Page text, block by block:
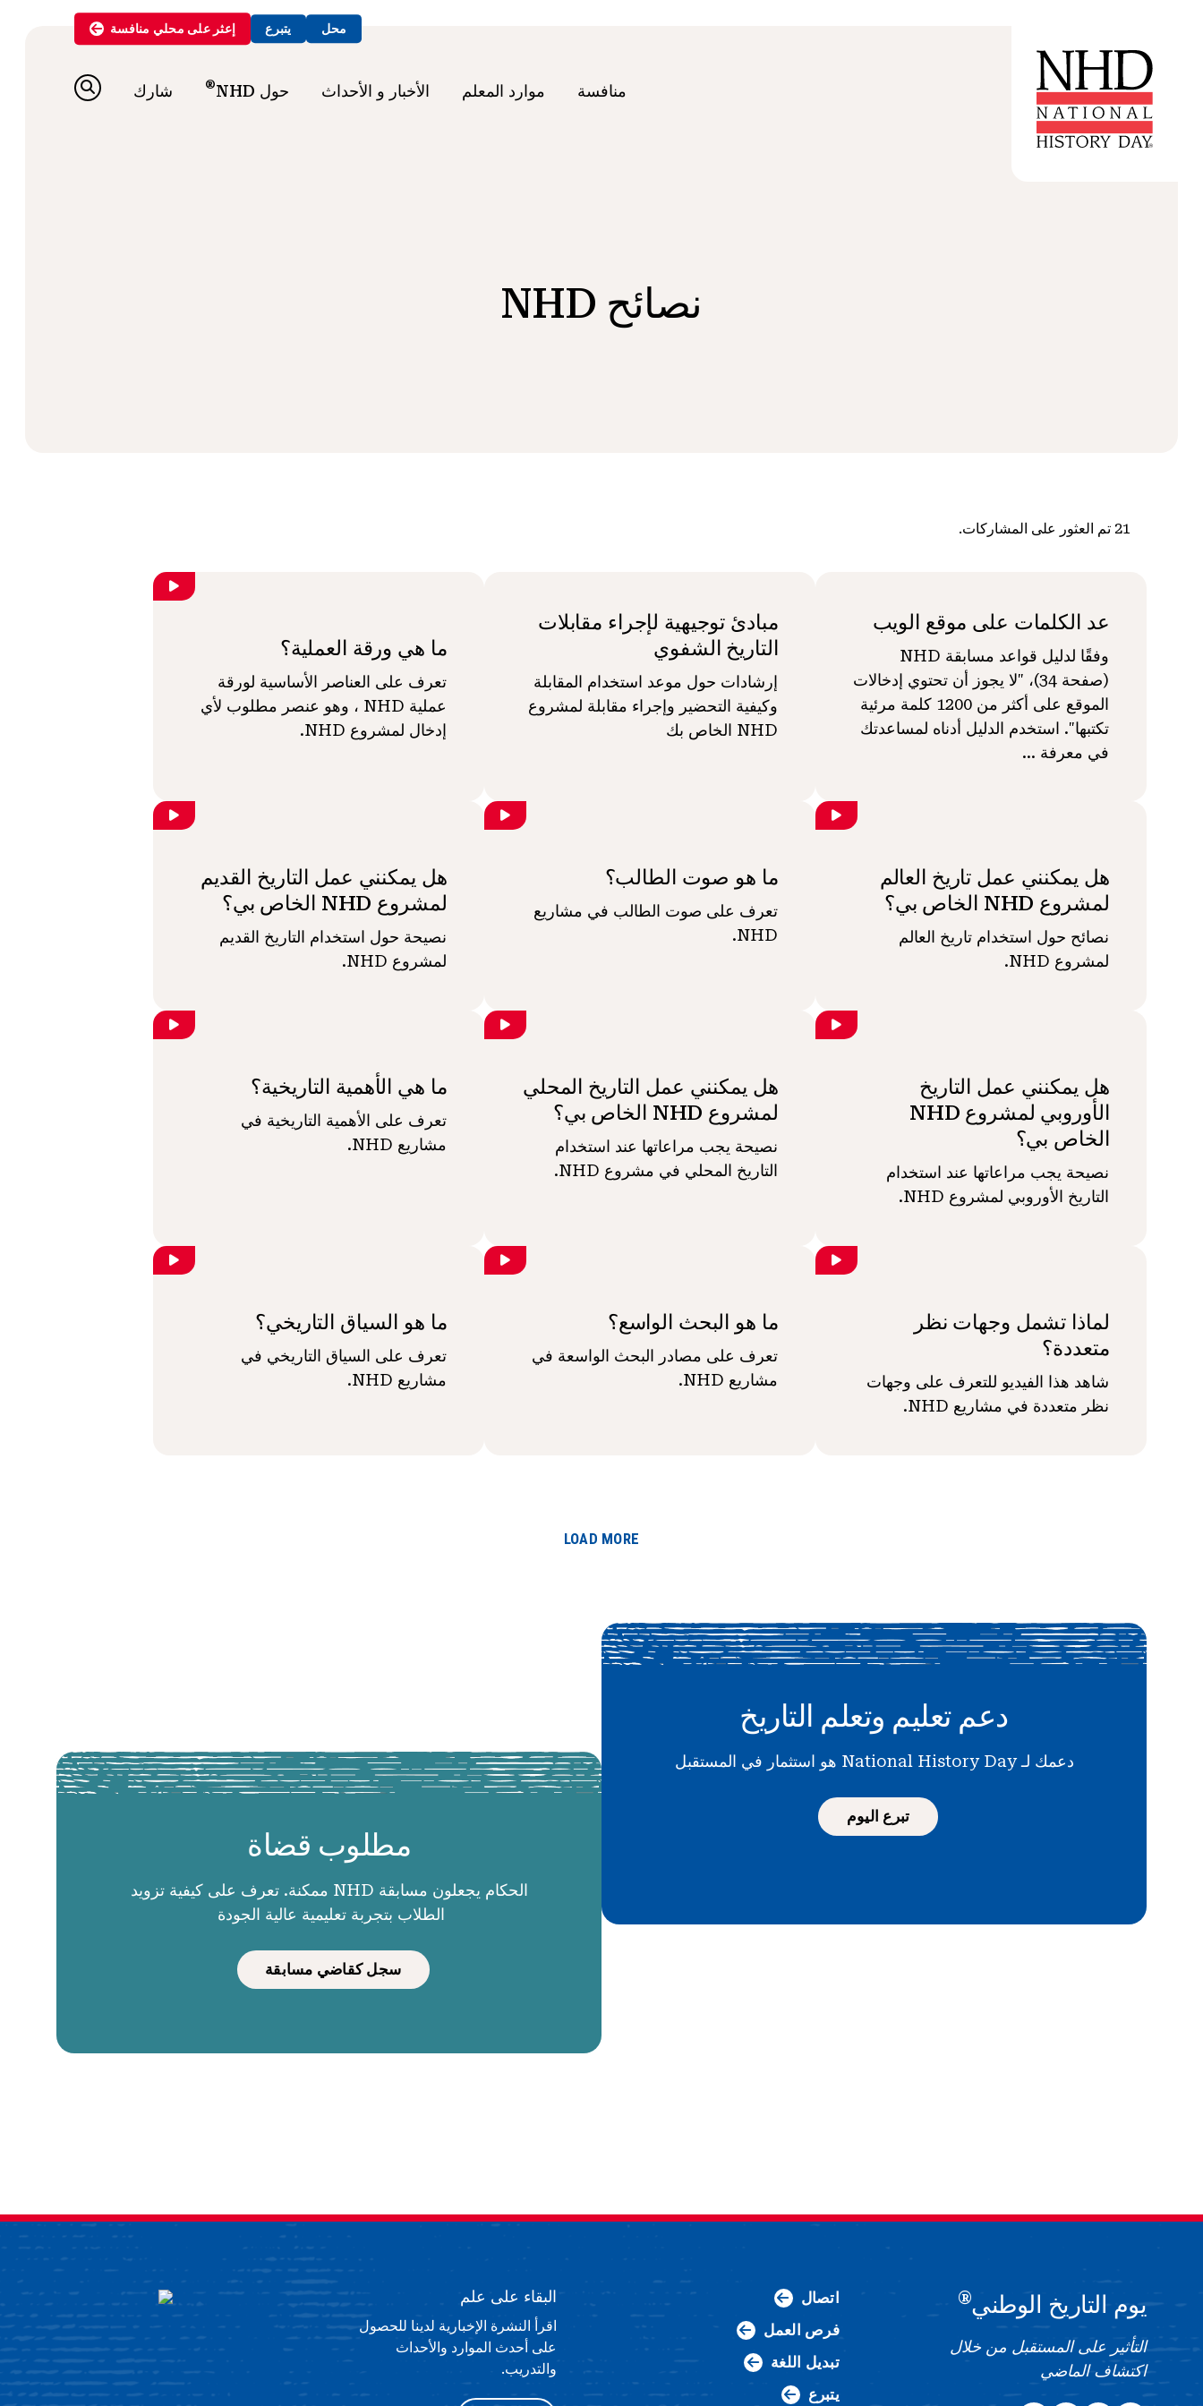
محل يتبرع إعثر على محلي منافسة
منافسة موارد المعلم الأخبار و الأحداث حول NHD ® شارك
نصائح NHD
21 تم العثور على المشاركات.
عد الكلمات على موقع الويب
وفقًا لدليل قواعد مسابقة NHD
(صفحة 34)، "لا يجوز أن تحتوي إدخالات
الموقع على أكثر من 1200 كلمة مرئية
تكتبها". استخدم الدليل أدناه لمساعدتك
في معرفة ...
مبادئ توجيهية لإجراء مقابلات
التاريخ الشفوي
إرشادات حول موعد استخدام المقابلة
وكيفية التحضير وإجراء مقابلة لمشروع
NHD الخاص بك
ما هي ورقة العملية؟
تعرف على العناصر الأساسية لورقة
عملية NHD ، وهو عنصر مطلوب لأي
إدخال لمشروع NHD.
هل يمكنني عمل تاريخ العالم
لمشروع NHD الخاص بي؟
نصائح حول استخدام تاريخ العالم
لمشروع NHD.
ما هو صوت الطالب؟
تعرف على صوت الطالب في مشاريع
NHD.
هل يمكنني عمل التاريخ القديم
لمشروع NHD الخاص بي؟
نصيحة حول استخدام التاريخ القديم
لمشروع NHD.
هل يمكنني عمل التاريخ
الأوروبي لمشروع NHD
الخاص بي؟
نصيحة يجب مراعاتها عند استخدام
التاريخ الأوروبي لمشروع NHD.
هل يمكنني عمل التاريخ المحلي
لمشروع NHD الخاص بي؟
نصيحة يجب مراعاتها عند استخدام
التاريخ المحلي في مشروع NHD.
ما هي الأهمية التاريخية؟
تعرف على الأهمية التاريخية في
مشاريع NHD.
لماذا تشمل وجهات نظر
متعددة؟
شاهد هذا الفيديو للتعرف على وجهات
نظر متعددة في مشاريع NHD.
ما هو البحث الواسع؟
تعرف على مصادر البحث الواسعة في
مشاريع NHD.
ما هو السياق التاريخي؟
تعرف على السياق التاريخي في
مشاريع NHD.
LOAD MORE
دعم تعليم وتعلم التاريخ
دعمك لـ National History Day هو استثمار في المستقبل
تبرع اليوم
مطلوب قضاة
الحكام يجعلون مسابقة NHD ممكنة. تعرف على كيفية تزويد
الطلاب بتجربة تعليمية عالية الجودة
سجل كقاضي مسابقة
يوم التاريخ الوطني®
التأثير على المستقبل من خلال
اكتشاف الماضي
اتصال
فرص العمل
تبديل اللغة
يتبرع
البقاء على علم
اقرأ النشرة الإخبارية لدينا للحصول
على أحدث الموارد والأحداث
والتدريب.